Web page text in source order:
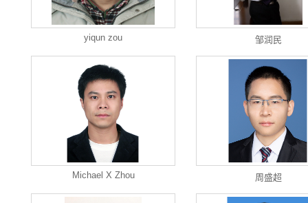
yiqun zou 邹润民
Michael X Zhou 周盛超